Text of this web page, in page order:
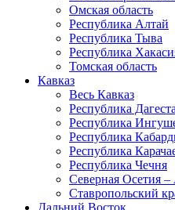
Омская область
Республика Алтай
Республика Тыва
Республика
Томская область
Кавказ
Весь Кавказ
Республика
Республика
Республика
Республика
Республика Чечня
Северная Осетия
Ставропольский
Дальний Восток